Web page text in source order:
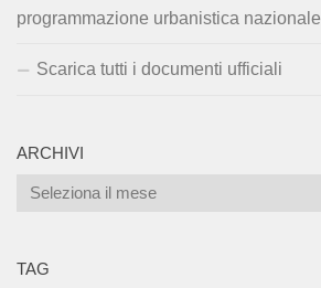
programmazione urbanistica nazionale
Scarica tutti i documenti ufficiali
ARCHIVI
Archivi
TAG